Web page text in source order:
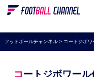
WEリーグ
海外サッカー
プレミアリーグ
ラ・リーガ
フットボールチャンネル> コートジボワ
コートジボワー